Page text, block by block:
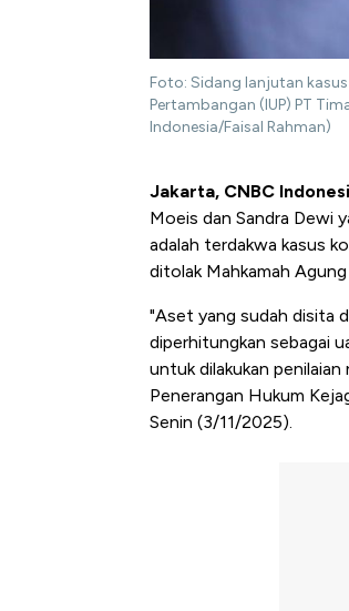
Foto: Sidang lanjutan
Pertambangan (IUP) PT
Indonesia/Faisal Rahman)
Jakarta, CNBC
Moeis dan Sandra Dewi
adalah terdakwa kasus
ditolak Mahkamah
"Aset yang sudah disita
diperhitungkan sebagai
untuk dilakukan
Penerangan Hukum
Senin (3/11/2025).